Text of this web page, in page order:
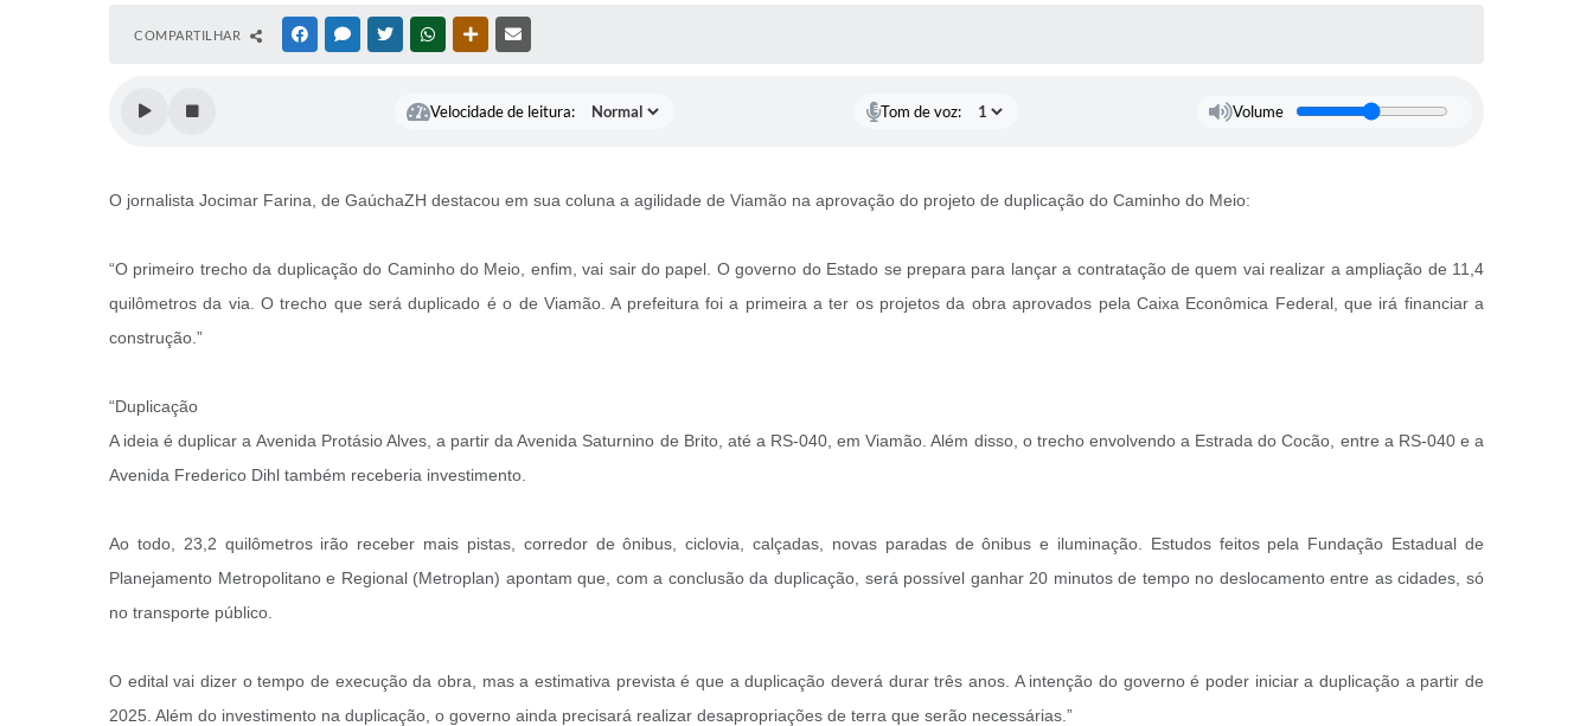
COMPARTILHAR FACEBOOKMESSENGER
TWITTERWHATSAPPOUTRAS MÍDIAS
Velocidade de leitura: Tom de voz: Volume
O jornalista Jocimar Farina, de GaúchaZH destacou em sua coluna a agilidade de Viamão na aprovação do projeto de duplicação do Caminho do Meio:
“O primeiro trecho da duplicação do Caminho do Meio, enfim, vai sair do papel. O governo do Estado se prepara para lançar a contratação de quem vai realizar a ampliação de 11,4
quilômetros da via. O trecho que será duplicado é o de Viamão. A prefeitura foi a primeira a ter os projetos da obra aprovados pela Caixa Econômica Federal, que irá financiar a
construção.”
“Duplicação
A ideia é duplicar a Avenida Protásio Alves, a partir da Avenida Saturnino de Brito, até a RS-040, em Viamão. Além disso, o trecho envolvendo a Estrada do Cocão, entre a RS-040 e a
Avenida Frederico Dihl também receberia investimento.
Ao todo, 23,2 quilômetros irão receber mais pistas, corredor de ônibus, ciclovia, calçadas, novas paradas de ônibus e iluminação. Estudos feitos pela Fundação Estadual de
Planejamento Metropolitano e Regional (Metroplan) apontam que, com a conclusão da duplicação, será possível ganhar 20 minutos de tempo no deslocamento entre as cidades, só
no transporte público.
O edital vai dizer o tempo de execução da obra, mas a estimativa prevista é que a duplicação deverá durar três anos. A intenção do governo é poder iniciar a duplicação a partir de
2025. Além do investimento na duplicação, o governo ainda precisará realizar desapropriações de terra que serão necessárias.”